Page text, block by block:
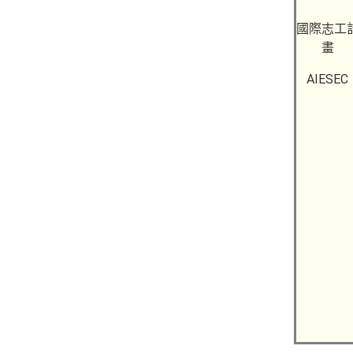
國際志工
畫
AIESEC